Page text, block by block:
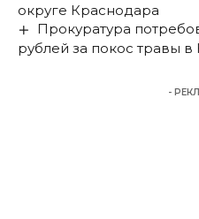
округе Краснодара
Прокуратура
рублей за покос травы
-